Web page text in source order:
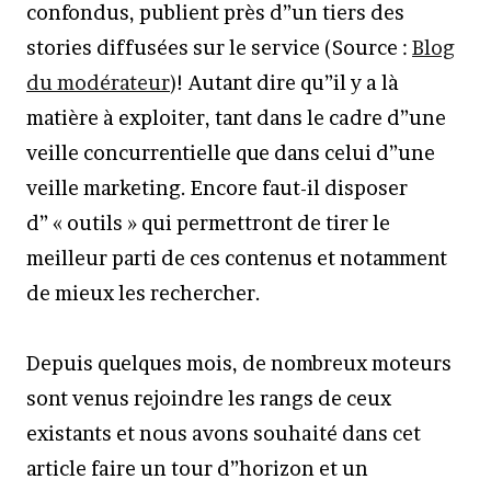
confondus, publient près d”un tiers des
stories diffusées sur le service (Source : Blog
du modérateur)! Autant dire qu”il y a là
matière à exploiter, tant dans le cadre d”une
veille concurrentielle que dans celui d”une
veille marketing. Encore faut-il disposer
d” « outils » qui permettront de tirer le
meilleur parti de ces contenus et notamment
de mieux les rechercher.
Depuis quelques mois, de nombreux moteurs
sont venus rejoindre les rangs de ceux
existants et nous avons souhaité dans cet
article faire un tour d”horizon et un